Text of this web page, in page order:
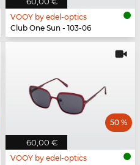
VOOY by edel-optics
Club One Sun - 103-06
60,00 €
50 %
VOOY by edel-optics